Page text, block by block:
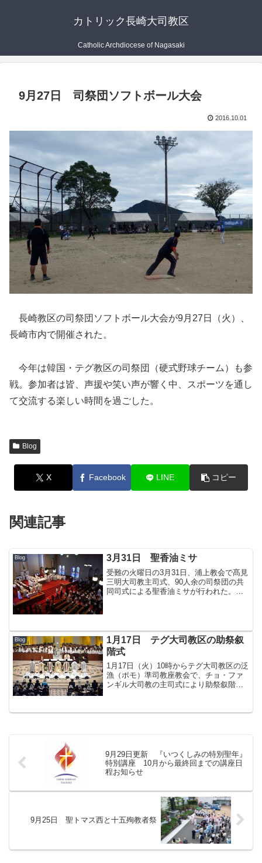
カトリック長崎大司教区
Catholic Archdiocese of Nagasaki
9月27日 司祭団ソフトボール大会
2016.10.01
長崎教区の司祭団ソフトボール大会が9月27日（火）、
長崎市内で開催された。
今年は韓国・テグ教区の司祭団（硬式野球チーム）も参
戦。参加者は皆、声援や笑い声が響く中、スポーツを通し
て交流する楽しい時間を過ごした。
Blog
X Facebook LINE コピー
関連記事
Blog 3月31日 聖香油ミサ
受難の火曜日の3月31日、浦上教会で髙見
三明大司教主司式、90人余の司祭団の共
同司式による聖香油ミサが行われた。髙
Blog
1月17日 テグ大司教区の助祭叙
階式
1月17日（火）10時からテグ大司教区の泛
漁（ポモ）準司教座教会で、チョ・ファ
ンギル大司教の主司式により助祭叙階式
司式を務めた。 この日、助祭に叙階さ
9月29日更新 『いつくしみの特別聖年』
特別講座 10月から最終回までの講座日
程お知らせ
9月25日 聖トマス西と十五殉教者祭